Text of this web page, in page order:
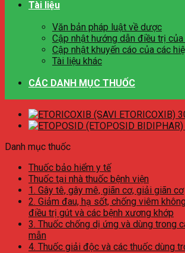
Tài liệu
Văn bản pháp luật về dược
Cập nhật hướng dẫn điều trị của
Cập nhật khuyến cáo của các
Tài liệu khác
CÁC DANH MỤC THUỐC
Danh mục thuốc
Thuốc bảo hiểm y tế
Thuốc tại nhà thuốc bệnh viện
1. Gây tê, gây mê, giãn cơ, giải giãn cơ
2. Giảm đau, hạ sốt, chống viêm
điều trị gút và các bệnh xương khớp
3. Thuốc chống dị ứng và dùng trong
mẫn
4. Thuốc giải độc và các thuốc dùng